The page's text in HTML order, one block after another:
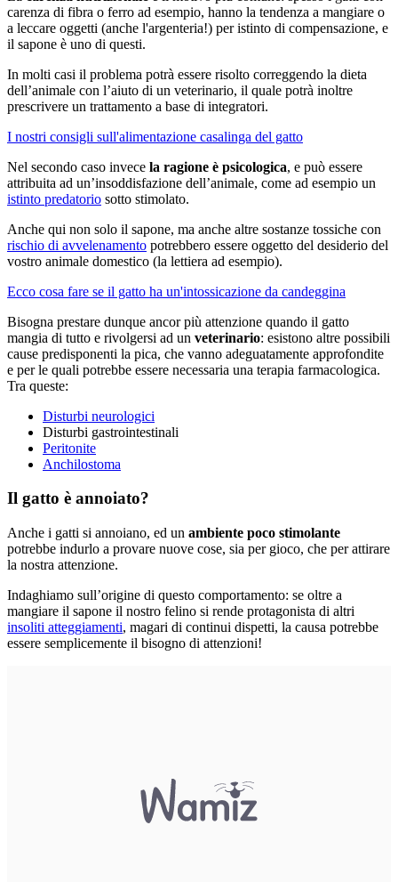
carenza di fibra o ferro ad esempio, hanno la tendenza a mangiare o
a leccare oggetti (anche l'argenteria!) per istinto di compensazione, e
il sapone è uno di questi.
In molti casi il problema potrà essere risolto correggendo la dieta
dell’animale con l’aiuto di un veterinario, il quale potrà inoltre
prescrivere un trattamento a base di integratori.
I nostri consigli sull'alimentazione casalinga del gatto
Nel secondo caso invece la ragione è psicologica, e può essere
attribuita ad un’insoddisfazione dell’animale, come ad esempio un
istinto predatorio sotto stimolato.
Anche qui non solo il sapone, ma anche altre sostanze tossiche con
rischio di avvelenamento potrebbero essere oggetto del desiderio del
vostro animale domestico (la lettiera ad esempio).
Ecco cosa fare se il gatto ha un'intossicazione da candeggina
Bisogna prestare dunque ancor più attenzione quando il gatto
mangia di tutto e rivolgersi ad un veterinario: esistono altre possibili
cause predisponenti la pica, che vanno adeguatamente approfondite
e per le quali potrebbe essere necessaria una terapia farmacologica.
Tra queste:
Disturbi neurologici
Disturbi gastrointestinali
Peritonite
Anchilostoma
Il gatto è annoiato?
Anche i gatti si annoiano, ed un ambiente poco stimolante
potrebbe indurlo a provare nuove cose, sia per gioco, che per attirare
la nostra attenzione.
Indaghiamo sull’origine di questo comportamento: se oltre a
mangiare il sapone il nostro felino si rende protagonista di altri
insoliti atteggiamenti, magari di continui dispetti, la causa potrebbe
essere semplicemente il bisogno di attenzioni!